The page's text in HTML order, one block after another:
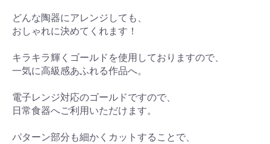
どんな陶器にアレンジしても、
おしゃれに決めてくれます！
キラキラ輝くゴールドを使用しておりますので、
一気に高級感あふれる作品へ。
電子レンジ対応のゴールドですので、
日常食器へご利用いただけます。
パターン部分も細かくカットすることで、